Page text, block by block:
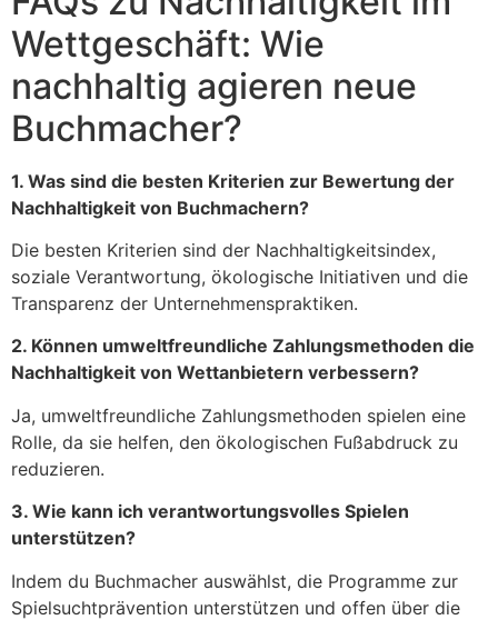
Wettgeschäft: Wie
nachhaltig agieren neue
Buchmacher?
1. Was sind die besten Kriterien zur Bewertung der
Nachhaltigkeit von Buchmachern?
Die besten Kriterien sind der Nachhaltigkeitsindex,
soziale Verantwortung, ökologische Initiativen und die
Transparenz der Unternehmenspraktiken.
2. Können umweltfreundliche Zahlungsmethoden die
Nachhaltigkeit von Wettanbietern verbessern?
Ja, umweltfreundliche Zahlungsmethoden spielen eine
Rolle, da sie helfen, den ökologischen Fußabdruck zu
reduzieren.
3. Wie kann ich verantwortungsvolles Spielen
unterstützen?
Indem du Buchmacher auswählst, die Programme zur
Spielsuchtprävention unterstützen und offen über die